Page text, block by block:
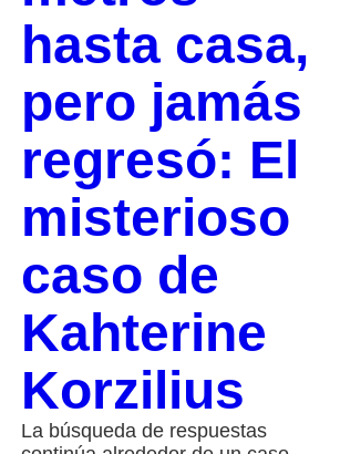
hasta casa,
pero jamás
regresó: El
misterioso
caso de
Kahterine
Korzilius
La búsqueda de respuestas